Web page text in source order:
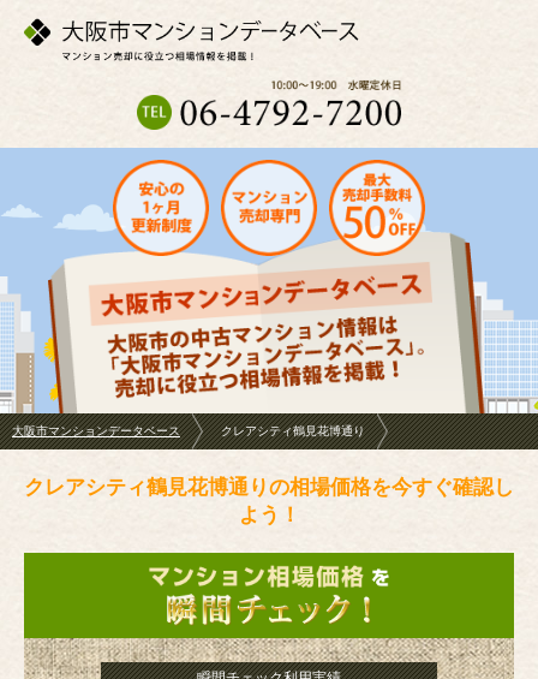
大阪市マンションデータベース クレアシティ鶴見花博通り
クレアシティ鶴見花博通りの相場価格を今すぐ確認し
よう！